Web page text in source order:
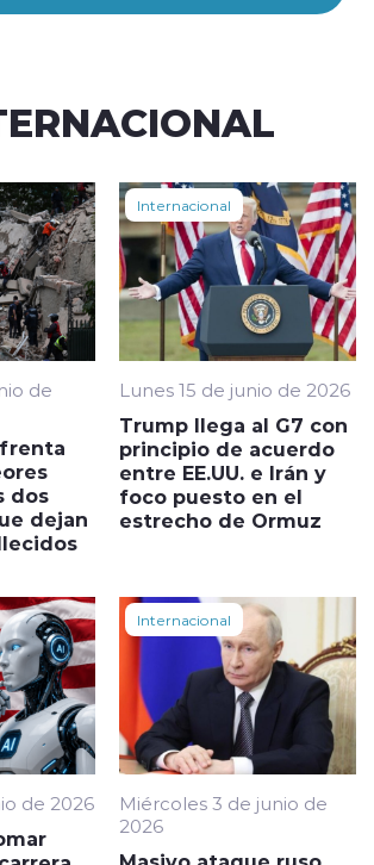
de
dos
dejan
Internacional
Lunes 15 de junio de 2026
Trump llega al G7 con
principio de acuerdo
entre EE.UU. e Irán y
foco puesto en el
estrecho de Ormuz
de 2026
Internacional
Miércoles 3 de junio de
2026